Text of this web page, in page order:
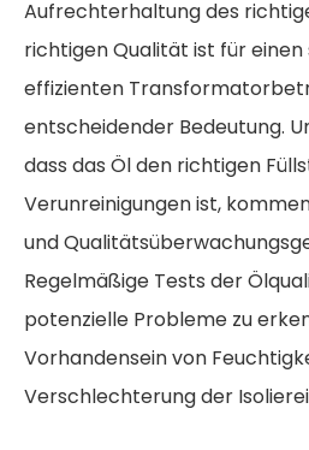
Aufrechterhaltung des
richtigen Qualität ist für einen
effizienten
entscheidender Bedeutung.
dass das Öl den richtigen
Verunreinigungen ist,
und
Regelmäßige Tests der
potenzielle Probleme zu
Vorhandensein von
Verschlechterung der